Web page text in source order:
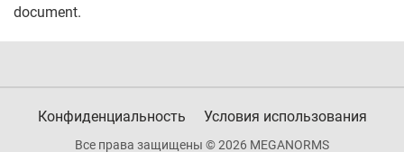
document.
Конфиденциальность Условия использования
Все права защищены © 2026 MEGANORMS